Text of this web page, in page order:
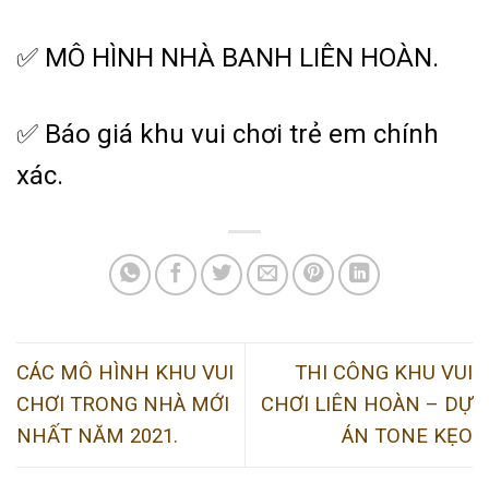
✅ MÔ HÌNH NHÀ BANH LIÊN HOÀN.
✅ Báo giá khu vui chơi trẻ em chính
xác.
CÁC MÔ HÌNH KHU VUI
CHƠI TRONG NHÀ MỚI
NHẤT NĂM 2021.
THI CÔNG KHU VUI
CHƠI LIÊN HOÀN – DỰ
ÁN TONE KẸO